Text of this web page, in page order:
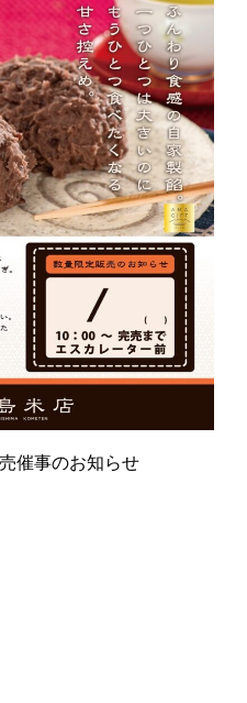
催事のお知らせ